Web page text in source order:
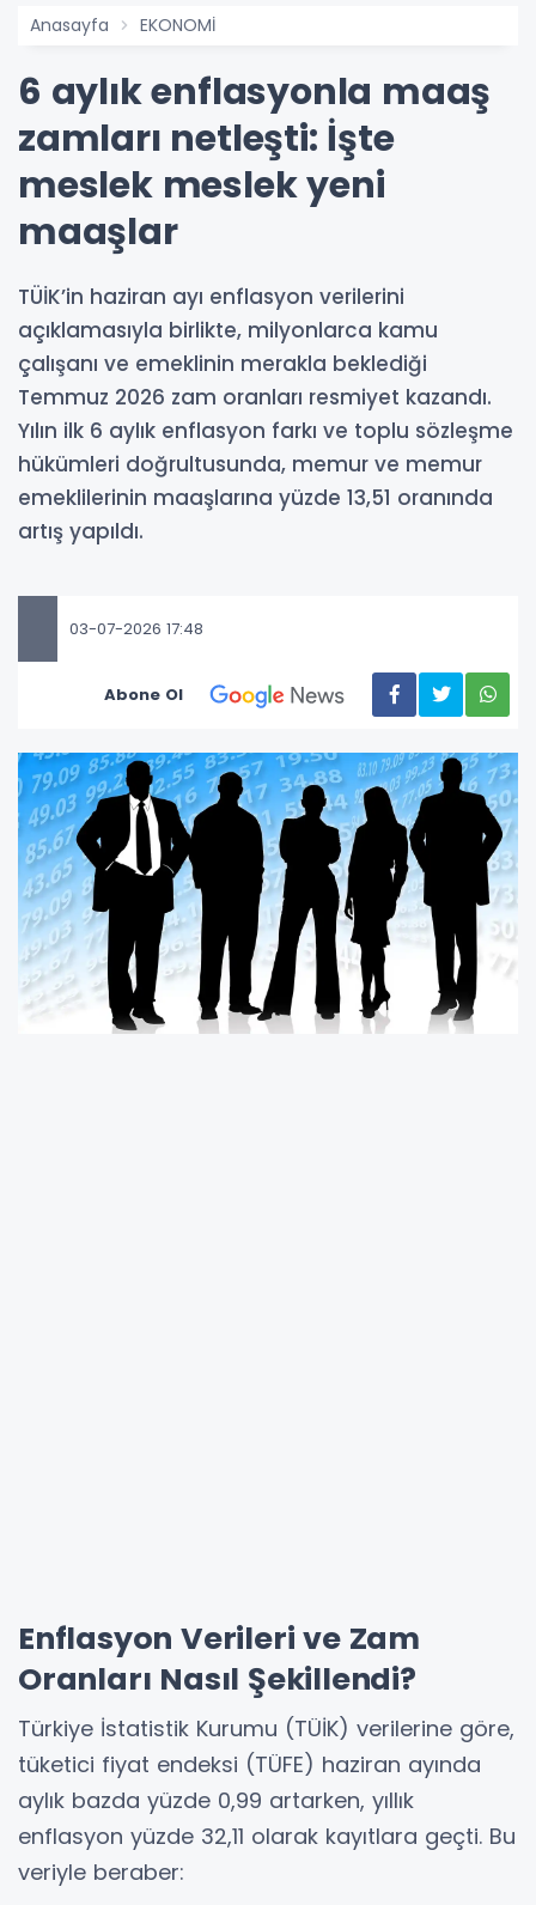
Anasayfa EKONOMİ
6 aylık enflasyonla maaş
zamları netleşti: İşte
meslek meslek yeni
maaşlar
TÜİK’in haziran ayı enflasyon verilerini
açıklamasıyla birlikte, milyonlarca kamu
çalışanı ve emeklinin merakla beklediği
Temmuz 2026 zam oranları resmiyet kazandı.
Yılın ilk 6 aylık enflasyon farkı ve toplu sözleşme
hükümleri doğrultusunda, memur ve memur
emeklilerinin maaşlarına yüzde 13,51 oranında
artış yapıldı.
03-07-2026 17:48
Abone Ol
Enflasyon Verileri ve Zam
Oranları Nasıl Şekillendi?
Türkiye İstatistik Kurumu (TÜİK) verilerine göre,
tüketici fiyat endeksi (TÜFE) haziran ayında
aylık bazda yüzde 0,99 artarken, yıllık
enflasyon yüzde 32,11 olarak kayıtlara geçti. Bu
veriyle beraber: